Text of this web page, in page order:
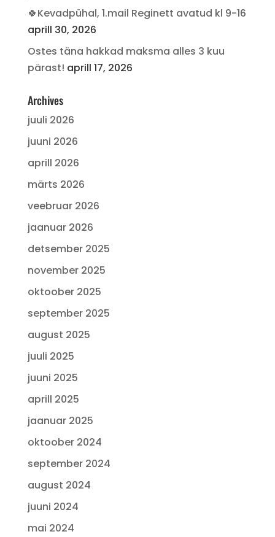
🍀Kevadpühal, 1.mail Reginett avatud kl 9-16
aprill 30, 2026
Ostes täna hakkad maksma alles 3 kuu
pärast! aprill 17, 2026
Archives
juuli 2026
juuni 2026
aprill 2026
märts 2026
veebruar 2026
jaanuar 2026
detsember 2025
november 2025
oktoober 2025
september 2025
august 2025
juuli 2025
juuni 2025
aprill 2025
jaanuar 2025
oktoober 2024
september 2024
august 2024
juuni 2024
mai 2024